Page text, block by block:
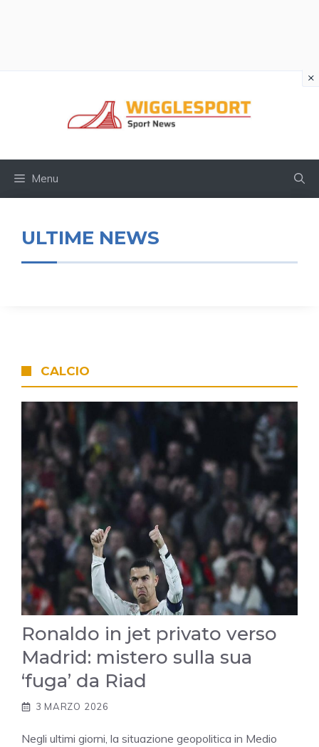
Menu
ULTIME NEWS
CALCIO
Ronaldo in jet privato verso
Madrid: mistero sulla sua
‘fuga’ da Riad
3 MARZO 2026
Negli ultimi giorni, la situazione geopolitica in Medio
×